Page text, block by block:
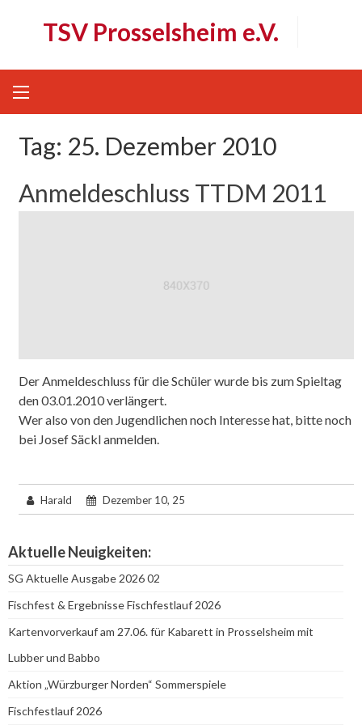
TSV Prosselsheim e.V.
Tag: 25. Dezember 2010
Anmeldeschluss TTDM 2011
Der Anmeldeschluss für die Schüler wurde bis zum Spieltag
den 03.01.2010 verlängert.
Wer also von den Jugendlichen noch Interesse hat, bitte noch
bei Josef Säckl anmelden.
Harald Dezember 10, 25
Aktuelle Neuigkeiten:
SG Aktuelle Ausgabe 2026 02
Fischfest & Ergebnisse Fischfestlauf 2026
Kartenvorverkauf am 27.06. für Kabarett in Prosselsheim mit
Lubber und Babbo
Aktion „Würzburger Norden“ Sommerspiele
Fischfestlauf 2026